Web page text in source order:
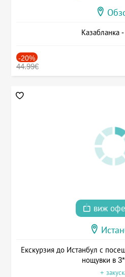
Казабланка
-20%
44.99€
виж
Екскурзия до Истанбул с
нощувки в
+